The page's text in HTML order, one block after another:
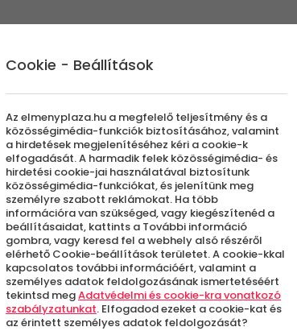
2
|
Cookie - Beállítások
Az elmenyplaza.hu a megfelelő teljesítmény és a
közösségimédia-funkciók biztosításához, valamint
a hirdetések megjelenítéséhez kéri a cookie-k
elfogadását. A harmadik felek közösségimédia- és
hirdetési cookie-jai használatával biztosítunk
közösségimédia-funkciókat, és jelenítünk meg
személyre szabott reklámokat. Ha több
információra van szükséged, vagy kiegészítenéd a
beállításaidat, kattints a További információ
gombra, vagy keresd fel a webhely alsó részéről
elérhető Cookie-beállítások területet. A cookie-kkal
kapcsolatos további információért, valamint a
személyes adatok feldolgozásának ismertetéséért
tekintsd megAdatvédelmi és cookie-kra vonatkozó
szabályzatunkat. Elfogadod ezeket a cookie-kat és
az érintett személyes adatok feldolgozását?